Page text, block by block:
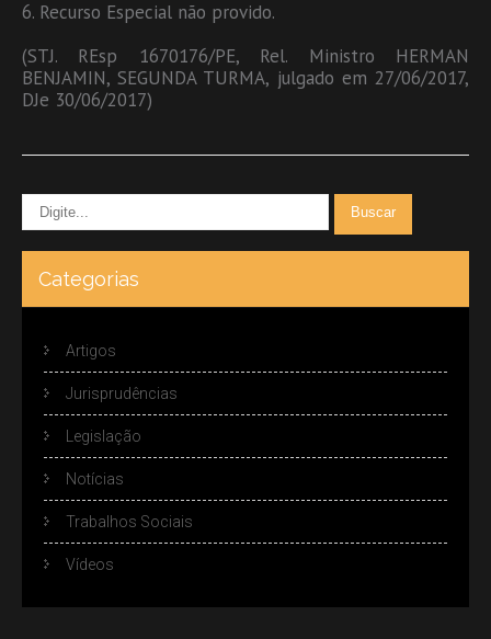
6. Recurso Especial não provido.
(STJ. REsp 1670176/PE, Rel. Ministro HERMAN
BENJAMIN, SEGUNDA TURMA, julgado em 27/06/2017,
DJe 30/06/2017)
Categorias
Artigos
Jurisprudências
Legislação
Notícias
Trabalhos Sociais
Vídeos